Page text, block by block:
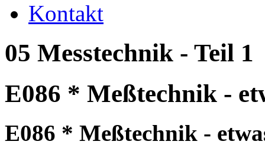
Kontakt
05 Messtechnik - Teil 1
E086 * Meßtechnik -
E086 * Meßtechnik -